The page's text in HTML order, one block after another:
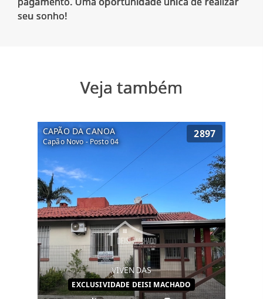
Veja também
CAPÃO DA CANOA
Capão Novo - Posto 04
2897
VIVENDAS
EXCLUSIVIDADE DEISI MACHADO